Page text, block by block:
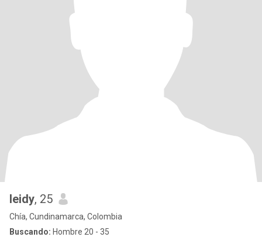
leidy, 25
Chía, Cundinamarca, Colombia
Buscando: Hombre 20 - 35